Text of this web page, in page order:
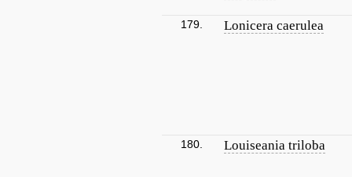
179. Lonicera caerulea
180. Louiseania triloba